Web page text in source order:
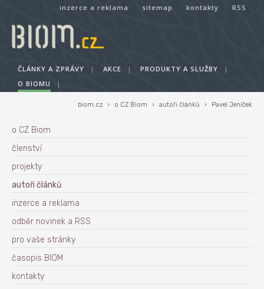
inzerce a reklama sitemap kontakty RSS
ČLÁNKY A ZPRÁVY | AKCE | PRODUKTY A SLUŽBY
|
O BIOMU
|
biom.cz › o CZ Biom › autoři článků › Pavel Jeníček
o CZ Biom
členství
projekty
autoři článků
inzerce a reklama
odběr novinek a RSS
pro vaše stránky
časopis BIOM
kontakty